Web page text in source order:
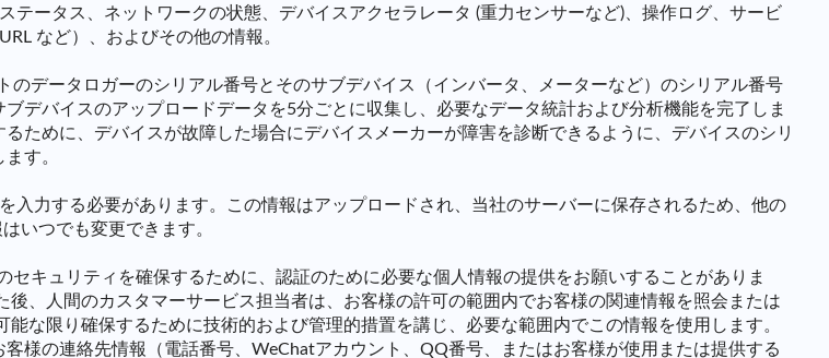
テータス、ネットワークの状態、デバイスアクセラレータ (重力センサーなど)、操作ログ、サービ
など）、およびその他の情報。
のデータロガーのシリアル番号とそのサブデバイス（インバータ、メーターなど）のシリアル番号
デバイスのアップロードデータを5分ごとに収集し、必要なデータ統計および分析機能を完了しま
ために、デバイスが故障した場合にデバイスメーカーが障害を診断できるように、デバイスのシリ
す。
入力する必要があります。この情報はアップロードされ、当社のサーバーに保存されるため、他の
いつでも変更できます。
セキュリティを確保するために、認証のために必要な個人情報の提供をお願いすることがありま
、人間のカスタマーサービス担当者は、お客様の許可の範囲内でお客様の関連情報を照会または
な限り確保するために技術的および管理的措置を講じ、必要な範囲内でこの情報を使用します。
様の連絡先情報（電話番号、WeChatアカウント、QQ番号、またはお客様が使用または提供する